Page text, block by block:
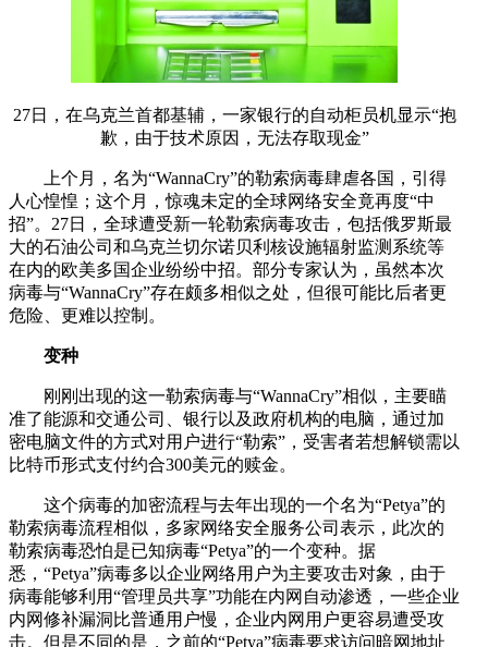
27日，在乌克兰首都基辅，一家银行的自动柜员机显示“抱
歉，由于技术原因，无法存取现金”
上个月，名为“WannaCry”的勒索病毒肆虐各国，引得
人心惶惶；这个月，惊魂未定的全球网络安全竟再度“中
招”。27日，全球遭受新一轮勒索病毒攻击，包括俄罗斯最
大的石油公司和乌克兰切尔诺贝利核设施辐射监测系统等
在内的欧美多国企业纷纷中招。部分专家认为，虽然本次
病毒与“WannaCry”存在颇多相似之处，但很可能比后者更
危险、更难以控制。
变种
刚刚出现的这一勒索病毒与“WannaCry”相似，主要瞄
准了能源和交通公司、银行以及政府机构的电脑，通过加
密电脑文件的方式对用户进行“勒索”，受害者若想解锁需以
比特币形式支付约合300美元的赎金。
这个病毒的加密流程与去年出现的一个名为“Petya”的
勒索病毒流程相似，多家网络安全服务公司表示，此次的
勒索病毒恐怕是已知病毒“Petya”的一个变种。据
悉，“Petya”病毒多以企业网络用户为主要攻击对象，由于
病毒能够利用“管理员共享”功能在内网自动渗透，一些企业
内网修补漏洞比普通用户慢，企业内网用户更容易遭受攻
击。但是不同的是，之前的“Petya”病毒要求访问暗网地址